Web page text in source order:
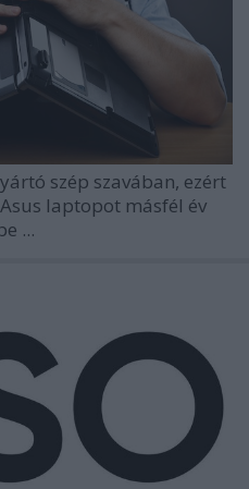
szép szavában, ezért
laptopot másfél év
...